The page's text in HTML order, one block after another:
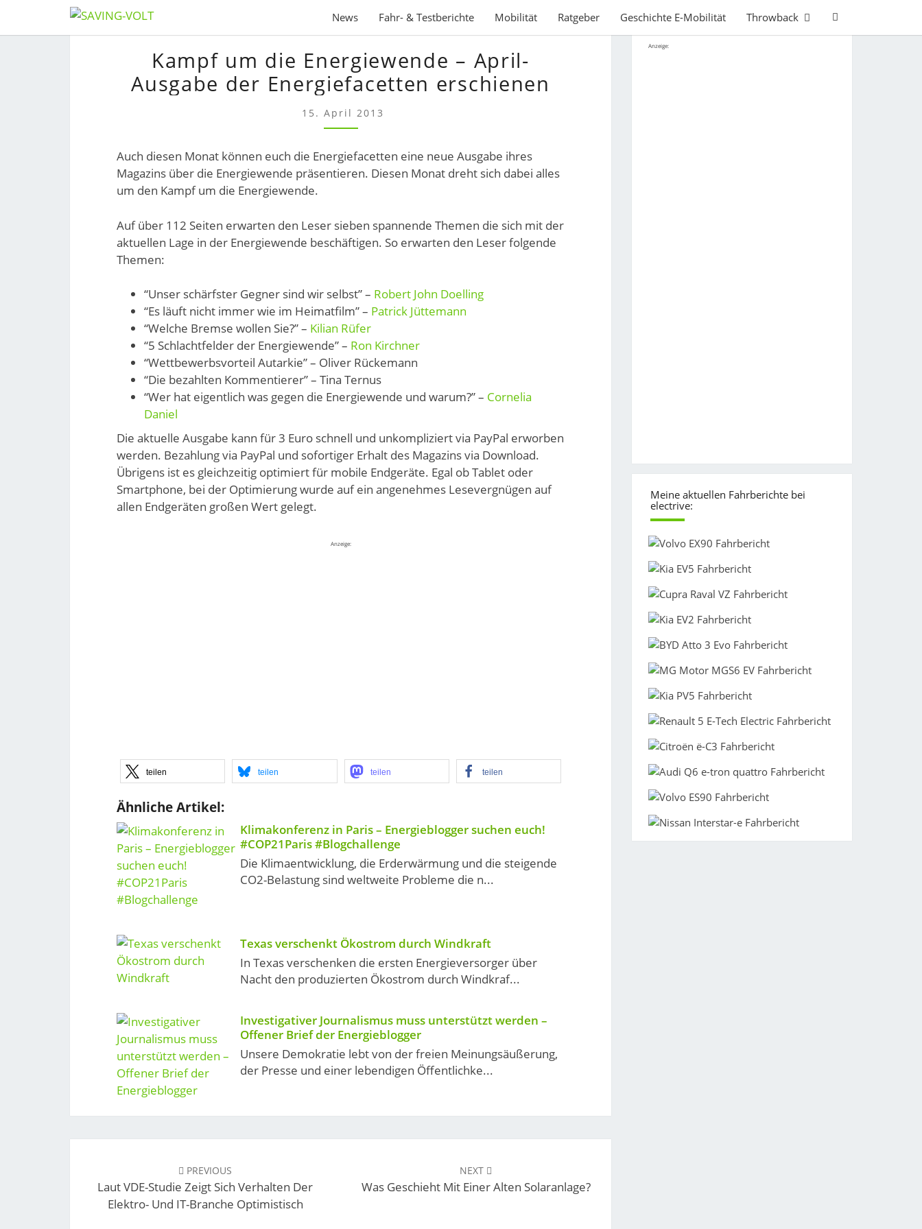
Skip
News Fahr- & Testberichte Mobilität Ratgeber Geschichte E-Mobilität Throwback
Search
UM
DIE
ENERGIEWENDE
–
APRIL-
DER
ENERGIEFACETTEN
Kampf um die Energiewende – April-
Ausgabe der Energiefacetten erschienen
15. April 2013
Auch diesen Monat können euch die Energiefacetten eine neue Ausgabe ihres
Magazins über die Energiewende präsentieren. Diesen Monat dreht sich dabei alles
um den Kampf um die Energiewende.
Auf über 112 Seiten erwarten den Leser sieben spannende Themen die sich mit der
aktuellen Lage in der Energiewende beschäftigen. So erwarten den Leser folgende
Themen:
“Unser schärfster Gegner sind wir selbst” – Robert John Doelling
“Es läuft nicht immer wie im Heimatfilm” – Patrick Jüttemann
“Welche Bremse wollen Sie?” – Kilian Rüfer
“5 Schlachtfelder der Energiewende” – Ron Kirchner
“Wettbewerbsvorteil Autarkie” – Oliver Rückemann
“Die bezahlten Kommentierer” – Tina Ternus
“Wer hat eigentlich was gegen die Energiewende und warum?” – Cornelia
Daniel
Die aktuelle Ausgabe kann für 3 Euro schnell und unkompliziert via PayPal erworben
werden. Bezahlung via PayPal und sofortiger Erhalt des Magazins via Download.
Übrigens ist es gleichzeitig optimiert für mobile Endgeräte. Egal ob Tablet oder
Smartphone, bei der Optimierung wurde auf ein angenehmes Lesevergnügen auf
allen Endgeräten großen Wert gelegt.
Anzeige:
teilen teilen teilen teilen
Ähnliche Artikel:
Klimakonferenz in Paris – Energieblogger suchen euch!
#COP21Paris #Blogchallenge
Die Klimaentwicklung, die Erderwärmung und die steigende
CO2-Belastung sind weltweite Probleme die n...
Texas verschenkt Ökostrom durch Windkraft
In Texas verschenken die ersten Energieversorger über
Nacht den produzierten Ökostrom durch Windkraf...
Investigativer Journalismus muss unterstützt werden –
Offener Brief der Energieblogger
Unsere Demokratie lebt von der freien Meinungsäußerung,
der Presse und einer lebendigen Öffentlichke...
Post
PREVIOUS
Laut VDE-Studie Zeigt Sich Verhalten Der
Elektro- Und IT-Branche Optimistisch
NEXT
Was Geschieht Mit Einer Alten Solaranlage?
Anzeige:
Meine aktuellen Fahrberichte bei
electrive: